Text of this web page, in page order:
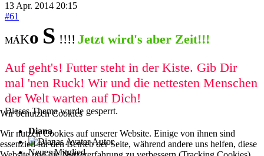
13 Apr. 2014 20:15
#61
MÁKo S !!!! Jetzt wird's aber Zeit!!!
Auf geht's! Futter steht in der Kiste. Gib Dir
mal 'nen Ruck! Wir und die nettesten Menschen
der Welt warten auf Dich!
Dieses Thema wurde gesperrt.
Diana
Autor
Neues Mitglied
Wir benutzen Cookies
Wir nutzen Cookies auf unserer Website. Einige von ihnen sind
essenziell für den Betrieb der Seite, während andere uns helfen, diese